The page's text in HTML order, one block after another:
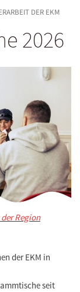
DER EKM
2026
Region
der EKM in
seit